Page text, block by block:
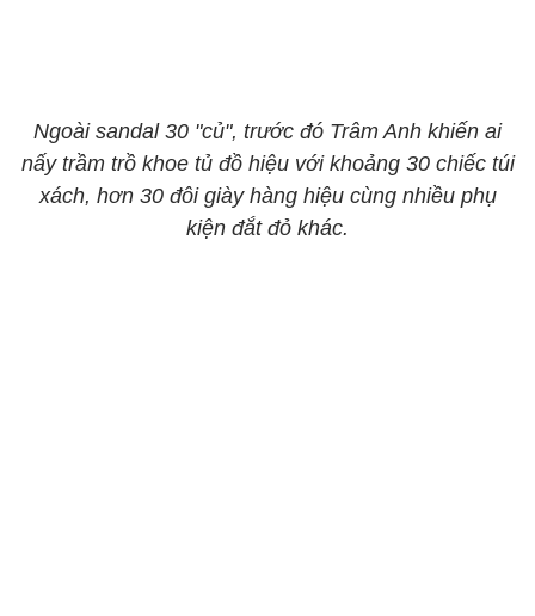
Ngoài sandal 30 "củ", trước đó Trâm Anh khiến ai
nấy trầm trồ khoe tủ đồ hiệu với khoảng 30 chiếc túi
xách, hơn 30 đôi giày hàng hiệu cùng nhiều phụ
kiện đắt đỏ khác.